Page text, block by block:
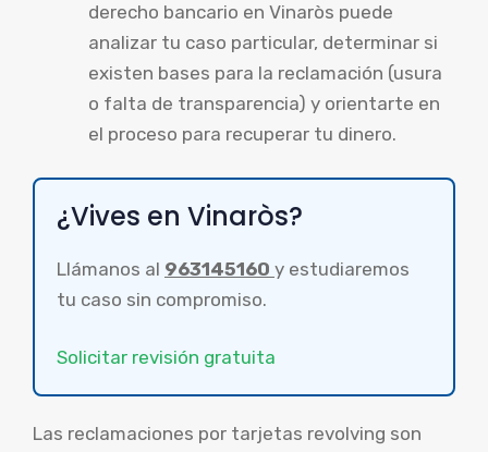
derecho bancario en Vinaròs puede
analizar tu caso particular, determinar si
existen bases para la reclamación (usura
o falta de transparencia) y orientarte en
el proceso para recuperar tu dinero.
¿Vives en Vinaròs?
Llámanos al 963145160 y estudiaremos
tu caso sin compromiso.
Solicitar revisión gratuita
Las reclamaciones por tarjetas revolving son